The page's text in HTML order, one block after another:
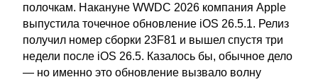
полочкам. Накануне WWDC 2026 компания Apple
выпустила точечное обновление iOS 26.5.1. Релиз
получил номер сборки 23F81 и вышел спустя три
недели после iOS 26.5. Казалось бы, обычное дело
— но именно это обновление вызвало волну